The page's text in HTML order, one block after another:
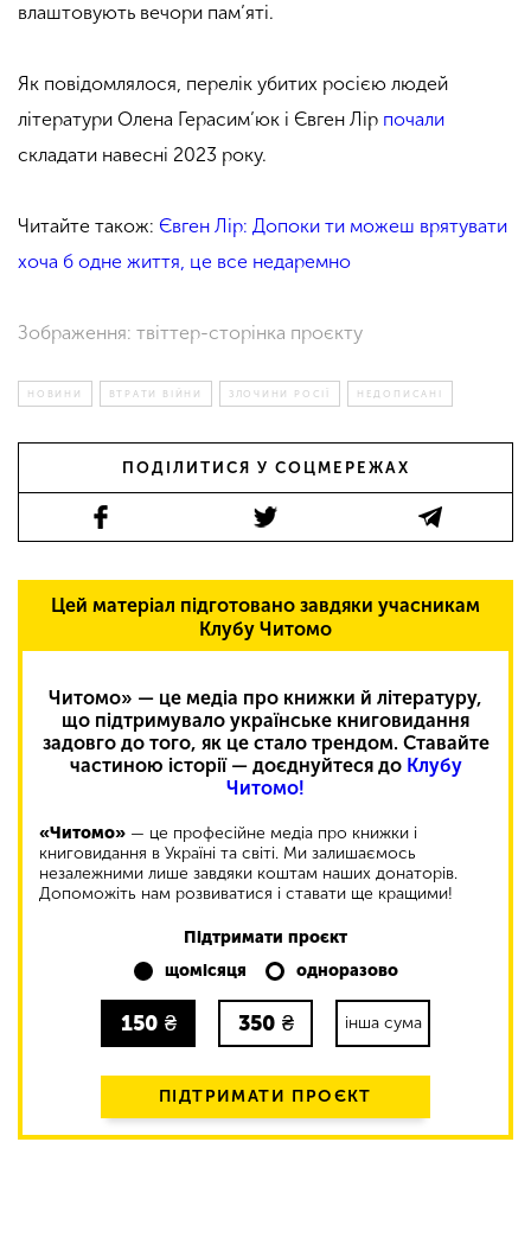
влаштовують вечори пам’яті.
Як повідомлялося, перелік убитих росією людей
літератури Олена Герасим’юк і Євген Лір почали
складати навесні 2023 року.
Читайте також: Євген Лір: Допоки ти можеш врятувати
хоча б одне життя, це все недаремно
Зображення: твіттер-сторінка проєкту
НОВИНИ ВТРАТИ ВІЙНИ ЗЛОЧИНИ РОСІЇ НЕДОПИСАНІ
ПОДІЛИТИСЯ У СОЦМЕРЕЖАХ
Цей матеріал підготовано завдяки учасникам
Клубу Читомо
Читомо» — це медіа про книжки й літературу,
що підтримувало українське книговидання
задовго до того, як це стало трендом. Ставайте
частиною історії — доєднуйтеся до Клубу
Читомо!
«Читомо» — це професійне медіа про книжки і
книговидання в Україні та світі. Ми залишаємось
незалежними лише завдяки коштам наших донаторів.
Допоможіть нам розвиватися і ставати ще кращими!
Підтримати проєкт
щомісяця
одноразово
150 ₴ 350 ₴ інша сума
ПІДТРИМАТИ ПРОЄКТ